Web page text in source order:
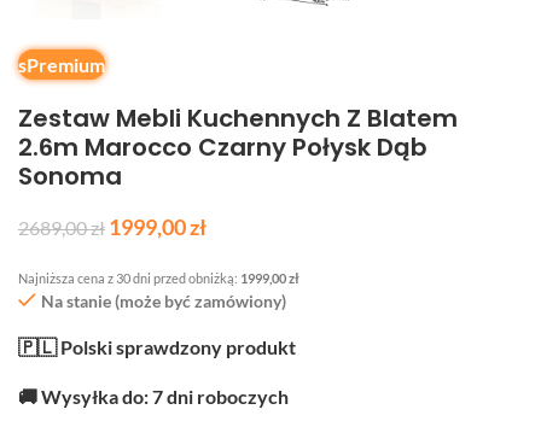
sPremium
Zestaw Mebli Kuchennych Z Blatem
2.6m Marocco Czarny Połysk Dąb
Sonoma
2689,00zł 1999,00zł
Najniższa cena z 30 dni przed obniżką: 1999,00zł
Na stanie (może być zamówiony)
🇵🇱 Polski sprawdzony produkt
🚚 Wysyłka do: 7 dni roboczych